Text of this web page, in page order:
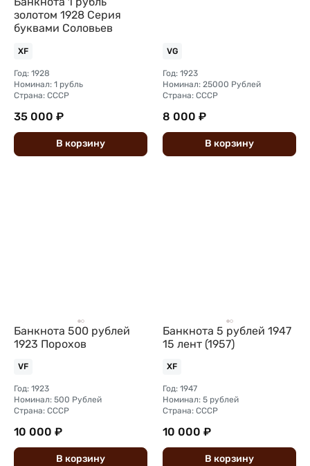
золотом 1928 Серия
буквами Соловьев
XF
Год: 1928
Номинал: 1 рубль
Страна: СССР
35 000 ₽
В корзину
VG
Год: 1923
Номинал: 25000 Рублей
Страна: СССР
8 000 ₽
В корзину
Банкнота 500 рублей
1923 Порохов
VF
Год: 1923
Номинал: 500 Рублей
Страна: СССР
10 000 ₽
В корзину
Банкнота 5 рублей 1947
15 лент (1957)
XF
Год: 1947
Номинал: 5 рублей
Страна: СССР
10 000 ₽
В корзину